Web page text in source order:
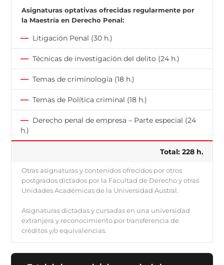
Asignaturas optativas ofrecidas regularmente por
la Maestría en Derecho Penal:
— Litigación Penal (30 h.)
— Técnicas de investigación del delito (24 h.)
— Temas de criminología (18 h.)
— Temas de Política criminal (18 h.)
— Derecho penal de empresa – Parte especial (24
h.)
Total: 228 h.
Otras asignaturas y contenidos ofrecidos por otros
postgrados dictados por la Facultad de Derecho y otras
Unidades Académicas de la Universidad Austral.
Asignaturas dictadas y cursadas en una universidad
extranjera y reconocimiento por transferencia de
créditos y/o equivalencias.